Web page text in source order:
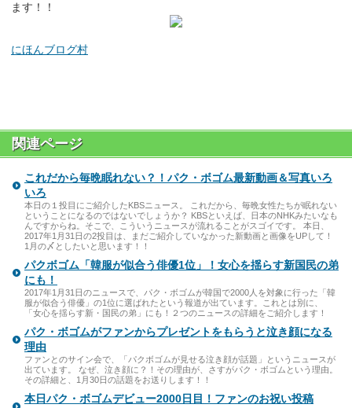
ます！！
にほんブログ村
関連ページ
これだから毎晩眠れない？！パク・ボゴム最新動画＆写真いろ
いろ
本日の１投目にご紹介したKBSニュース。 これだから、毎晩女性たちが眠れない
ということになるのではないでしょうか？ KBSといえば、日本のNHKみたいなも
んですからね。そこで、こういうニュースが流れることがスゴイです。 本日、
2017年1月31日の2投目は、まだご紹介していなかった新動画と画像をUPして！
1月の〆としたいと思います！！
パクボゴム「韓服が似合う俳優1位」！女心を揺らす新国民の弟
にも！
2017年1月31日のニュースで、パク・ボゴムが韓国で2000人を対象に行った「韓
服が似合う俳優」の1位に選ばれたという報道が出ています。これとは別に、
「女心を揺らす新・国民の弟」にも！２つのニュースの詳細をご紹介します！
パク・ボゴムがファンからプレゼントをもらうと泣き顔になる
理由
ファンとのサイン会で、「パクボゴムが見せる泣き顔が話題」というニュースが
出ています。 なぜ、泣き顔に？！その理由が、さすがパク・ボゴムという理由。
その詳細と、1月30日の話題をお送りします！！
本日パク・ボゴムデビュー2000日目！ファンのお祝い投稿